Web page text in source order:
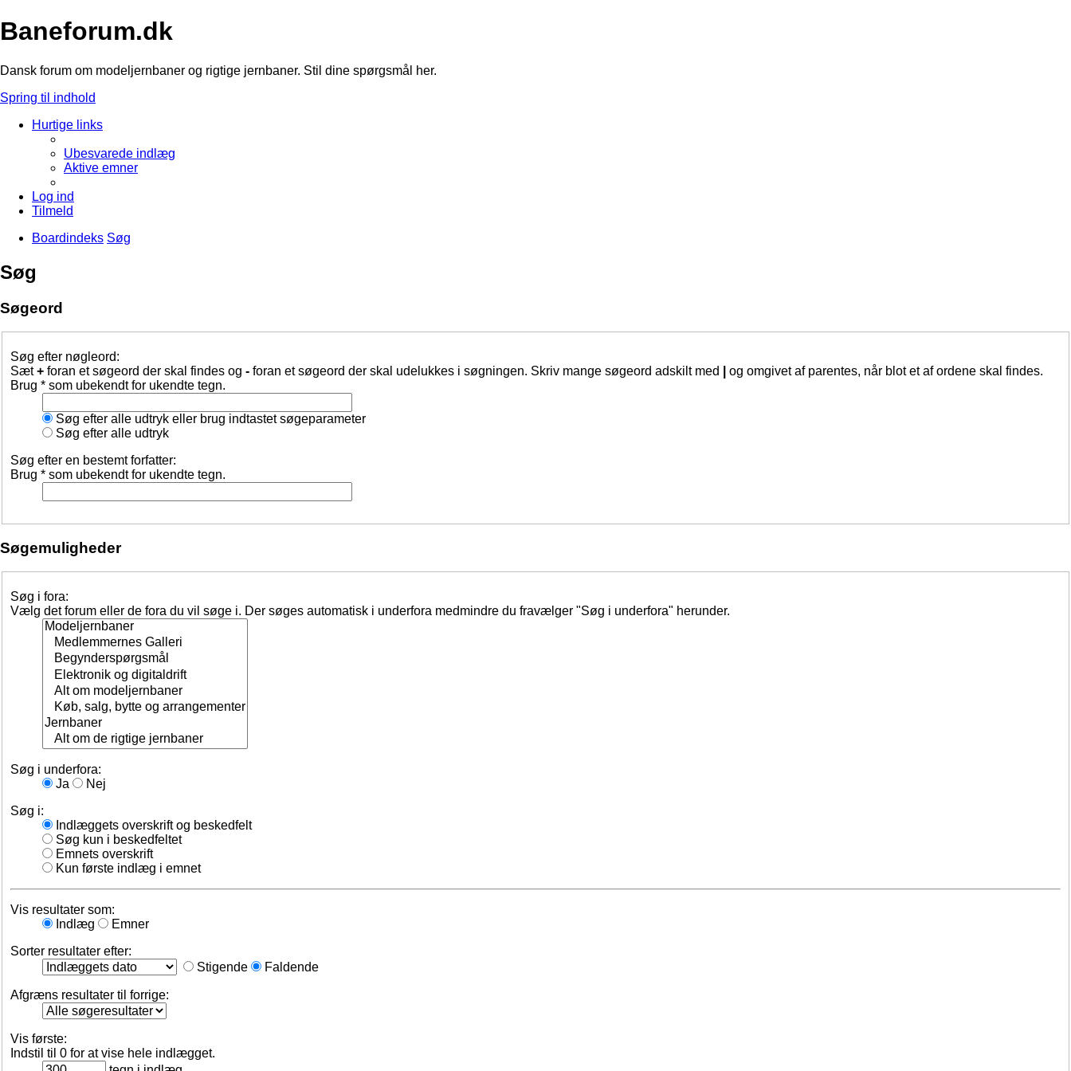
Baneforum.dk
Dansk forum om modeljernbaner og rigtige jernbaner. Stil dine spørgsmål her.
Spring til indhold
Hurtige links
Ubesvarede indlæg
Aktive emner
Log ind
Tilmeld
Boardindeks Søg
Søg
Søgeord
Søg efter nøgleord:
Sæt+ foran et søgeord der skal findes og - foran et søgeord der skal udelukkes i søgningen. Skriv mange søgeord adskilt med
og omgivet af parentes, når blot et af ordene skal findes.
Brug * som ubekendt for ukendte tegn.
Søg efter alle udtryk eller brug indtastet søgeparameter
Søg efter alle udtryk
Søg efter en bestemt forfatter:
Brug * som ubekendt for ukendte tegn.
Søgemuligheder
Søg i fora:
Vælg det forum eller de fora du vil søge i. Der søges automatisk i underfora medmindre du fravælger "Søg i underfora" herunder.
Søg i underfora:
Ja
Nej
Søg i:
Indlæggets overskrift og beskedfelt
Søg kun i beskedfeltet
Emnets overskrift
Kun første indlæg i emnet
Vis resultater som:
Indlæg
Emner
Sorter resultater efter:
Stigende
Faldende
Afgræns resultater til forrige:
Vis første:
Indstil til 0 for at vise hele indlægget.